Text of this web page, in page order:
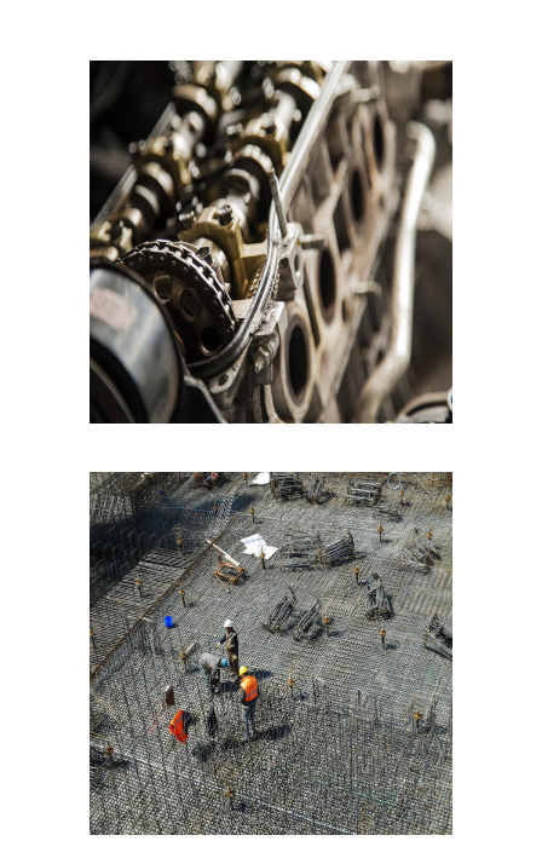
Diese Cookies
technisch für
die Webseite
notwendig.
Daher ist hier
Einschränkung
möglich.
Statistiken
Diese Cookies
helfen uns dabei
der Website
verbessern. Sie
ermöglichen,
Statistiken und
Analysen zu
erstellen, wobei
pseudonymisierte
anonymisierte
Daten erfasst
werden, um
Kenntnisse über
Websitenutzung
zu erhalten, zur
Verbesserung